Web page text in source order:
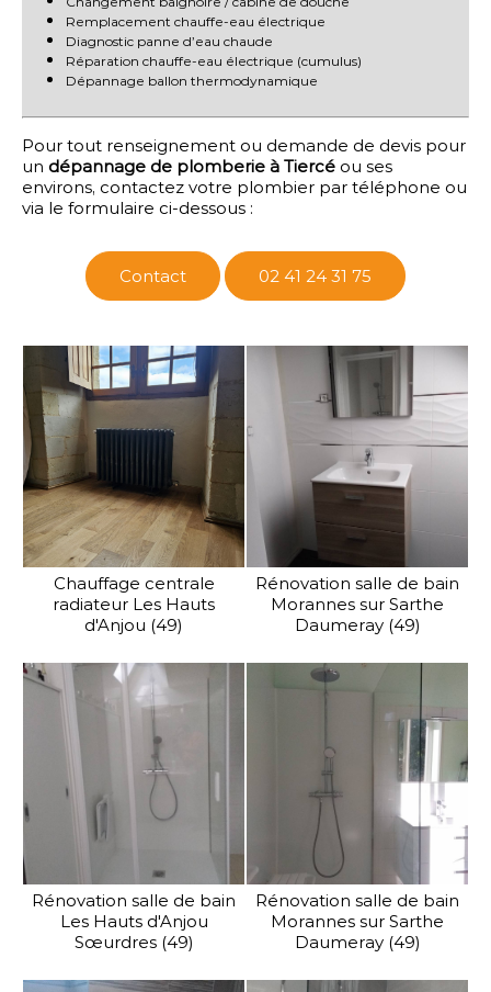
Remplacement chauffe-eau électrique
Diagnostic panne d’eau chaude
Réparation chauffe-eau électrique (cumulus)
Dépannage ballon thermodynamique
Pour tout renseignement ou demande de devis pour
un dépannage de plomberie à Tiercé ou ses
environs, contactez votre plombier par téléphone ou
via le formulaire ci-dessous :
Contact 02 41 24 31 75
Chauffage centrale
radiateur Les Hauts
d'Anjou (49)
Rénovation salle de bain
Morannes sur Sarthe
Daumeray (49)
Rénovation salle de bain
Les Hauts d'Anjou
Sœurdres (49)
Rénovation salle de bain
Morannes sur Sarthe
Daumeray (49)